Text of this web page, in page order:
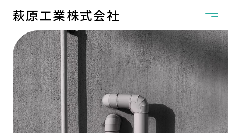
萩原工業株式会社